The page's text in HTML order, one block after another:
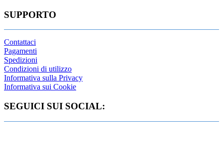
SUPPORTO
Contattaci
Pagamenti
Spedizioni
Condizioni di utilizzo
Informativa sulla Privacy
Informativa sui Cookie
SEGUICI SUI SOCIAL: